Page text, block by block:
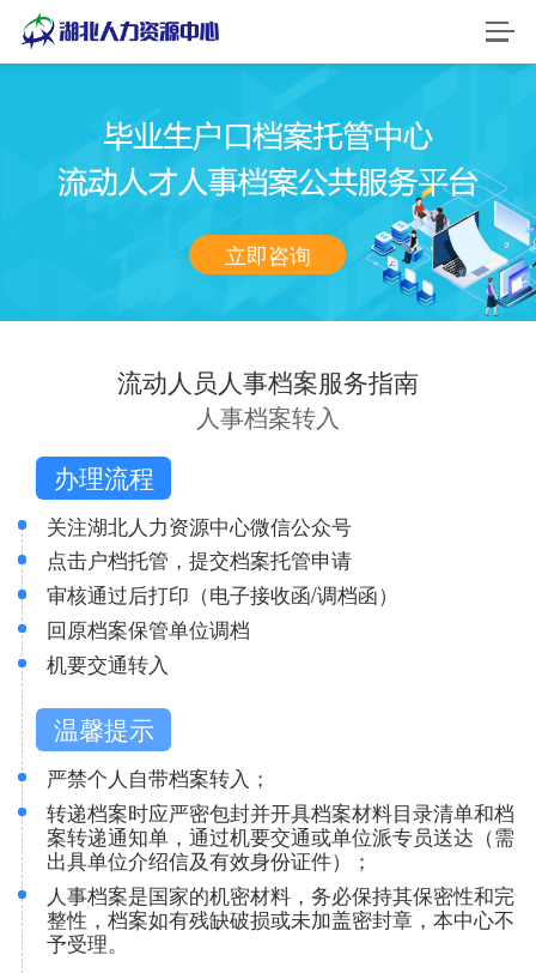
档案集中管理
人事档案专审
档案整理及数字化
户口档案托管
新闻资讯
关于中心
立即咨询
流动人员人事档案服务指南
人事档案转入
办理流程
关注湖北人力资源中心微信公众号
点击户档托管，提交档案托管申请
审核通过后打印（电子接收函/调档函）
回原档案保管单位调档
机要交通转入
温馨提示
严禁个人自带档案转入；
转递档案时应严密包封并开具档案材料目录清单和档
案转递通知单，通过机要交通或单位派专员送达（需
出具单位介绍信及有效身份证件）；
人事档案是国家的机密材料，务必保持其保密性和完
整性，档案如有残缺破损或未加盖密封章，本中心不
予受理。